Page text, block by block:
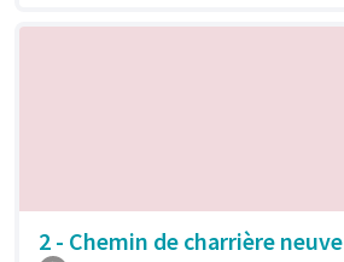
2 - Chemin de charrière neuve